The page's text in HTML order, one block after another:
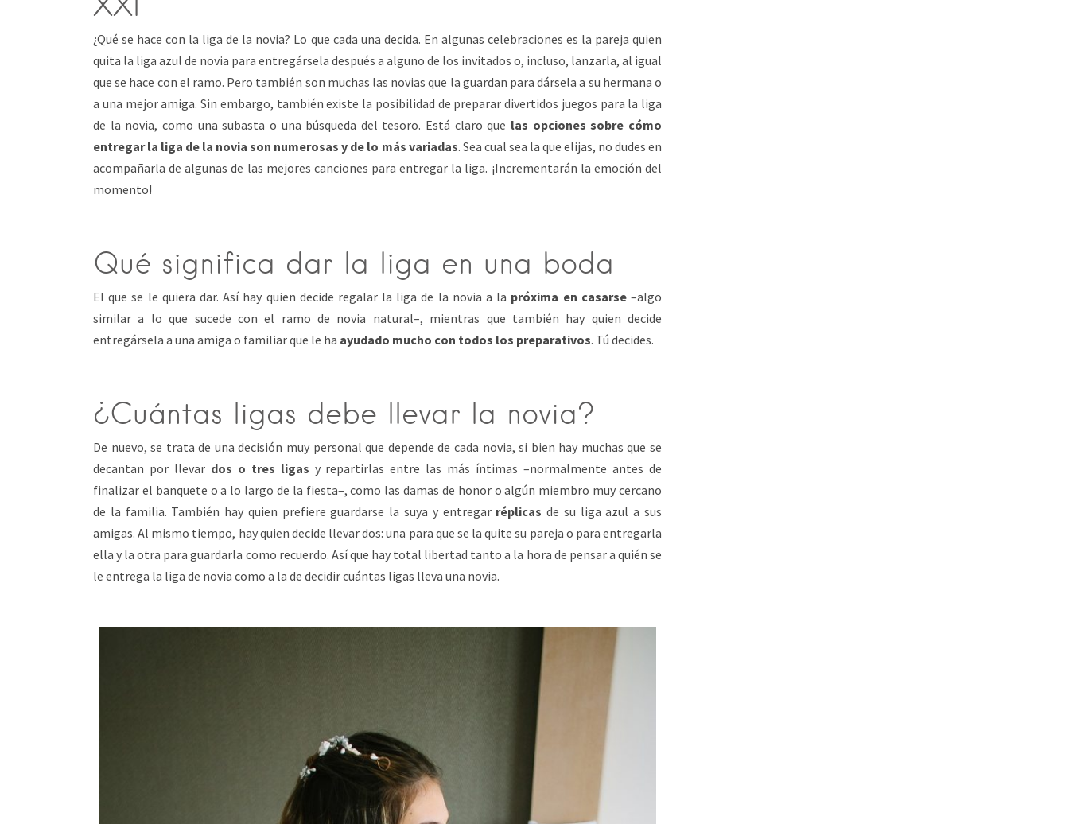
¿Qué se hace con la liga de la novia? Lo que cada una decida. En algunas celebraciones es la pareja quien
quita la liga azul de novia para entregársela después a alguno de los invitados o, incluso, lanzarla, al igual
que se hace con el ramo. Pero también son muchas las novias que la guardan para dársela a su hermana o
a una mejor amiga. Sin embargo, también existe la posibilidad de preparar divertidos juegos para la liga
de la novia, como una subasta o una búsqueda del tesoro. Está claro que las opciones sobre cómo
entregar la liga de la novia son numerosas y de lo más variadas. Sea cual sea la que elijas, no dudes en
acompañarla de algunas de las mejores canciones para entregar la liga. ¡Incrementarán la emoción del
momento!
Qué significa dar la liga en una boda
El que se le quiera dar. Así hay quien decide regalar la liga de la novia a la próxima en casarse–algo
similar a lo que sucede con el ramo de novia natural–, mientras que también hay quien decide
entregársela a una amiga o familiar que le ha ayudado mucho con todos los preparativos. Tú decides.
¿Cuántas ligas debe llevar la novia?
De nuevo, se trata de una decisión muy personal que depende de cada novia, si bien hay muchas que se
decantan por llevar dos o tres ligas y repartirlas entre las más íntimas –normalmente antes de
finalizar el banquete o a lo largo de la fiesta–, como las damas de honor o algún miembro muy cercano
de la familia. También hay quien prefiere guardarse la suya y entregar réplicas de su liga azul a sus
amigas. Al mismo tiempo, hay quien decide llevar dos: una para que se la quite su pareja o para entregarla
ella y la otra para guardarla como recuerdo. Así que hay total libertad tanto a la hora de pensar a quién se
le entrega la liga de novia como a la de decidir cuántas ligas lleva una novia.